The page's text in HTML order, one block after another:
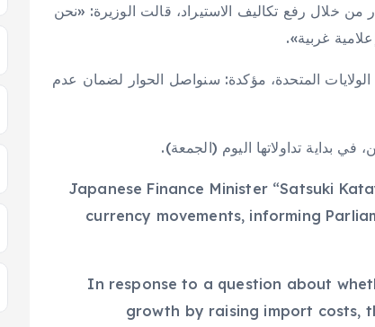
خلال رفع تكاليف الاستيراد، قالت الوزيرة: «نحن
غربية».
المتحدة، مؤكدة: سنواصل الحوار لضمان عدم
Japanese Finance Minister “Satsuki
currency movements, informing
In response to a question about
growth by raising import costs,